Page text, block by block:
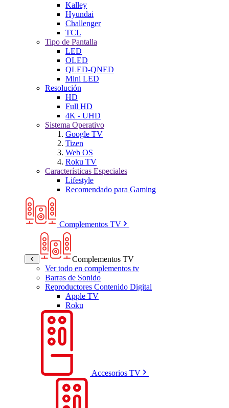
Kalley
Hyundai
Challenger
TCL
Tipo de Pantalla
LED
OLED
QLED-QNED
Mini LED
Resolución
HD
Full HD
4K - UHD
Sistema Operativo
Google TV
Tizen
Web OS
Roku TV
Características Especiales
Lifestyle
Recomendado para Gaming
Complementos TV
Complementos TV
Ver todo en complementos tv
Barras de Sonido
Reproductores Contenido Digital
Apple TV
Roku
Accesorios TV